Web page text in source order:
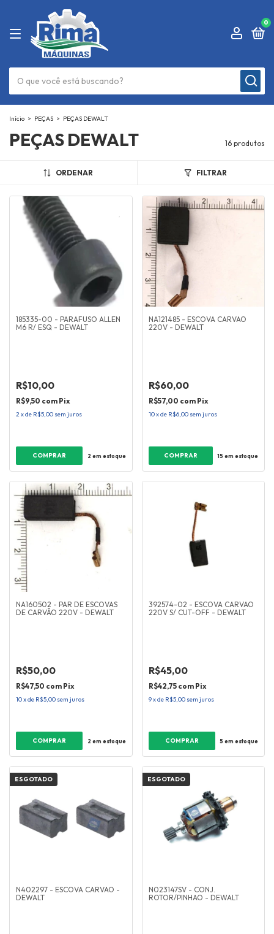
0
Início > PEÇAS > PEÇAS DEWALT
PEÇAS DEWALT 16 produtos
ORDENAR FILTRAR
185335-00 - PARAFUSO ALLEN
M6 R/ ESQ - DEWALT
R$10,00
R$9,50 com Pix
2xde R$5,00 sem juros
2 em estoque
NA121485 - ESCOVA CARVAO
220V - DEWALT
R$60,00
R$57,00 com Pix
10xde R$6,00 sem juros
15 em estoque
NA160502 - PAR DE ESCOVAS
DE CARVÃO 220V - DEWALT
R$50,00
R$47,50 com Pix
10xde R$5,00 sem juros
2 em estoque
392574-02 - ESCOVA CARVAO
220V S/ CUT-OFF - DEWALT
R$45,00
R$42,75 com Pix
9xde R$5,00 sem juros
5 em estoque
ESGOTADO
N402297 - ESCOVA CARVAO -
DEWALT
ESGOTADO
N023147SV - CONJ.
ROTOR/PINHAO - DEWALT